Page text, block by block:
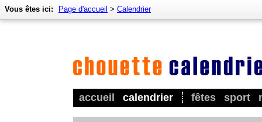
accueil calendrier fêtes sport
Vous êtes ici: Page d'accueil > Calendrier